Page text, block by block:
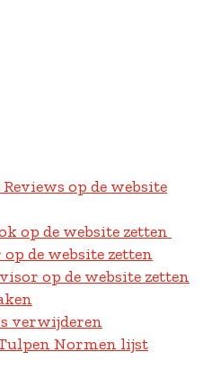
op de website
op de website zetten
de website zetten
op de website zetten
verwijderen
Normen lijst